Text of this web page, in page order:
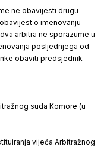
ne obavijesti drugu
o imenovanju
arbitra ne sporazume u
posljednjega od
obaviti predsjednik
suda Komore (u
vijeća Arbitražnog